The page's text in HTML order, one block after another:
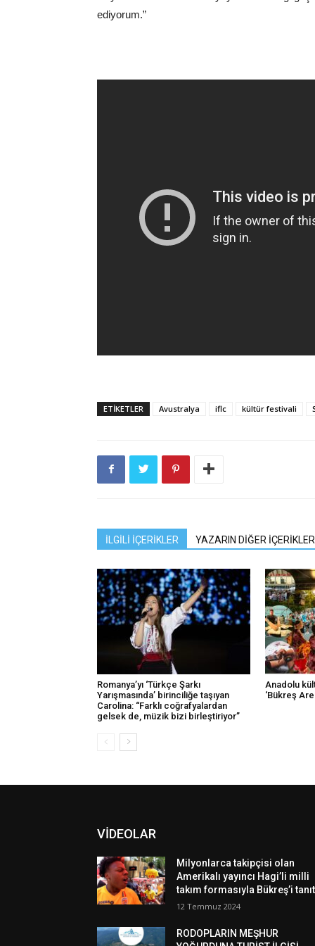
ediyorum.”
ETIKETLER Avustralya iflc kültür festivali
İLGİLİ İÇERİKLER YAZARIN DİĞER
Romanya’yı ‘Türkçe Şarkı
Yarışmasında’ birinciliğe taşıyan
Carolina: “Farklı coğrafyalardan
gelsek de, müzik bizi birleştiriyor”
Anadolu
‘Bükreş
VİDEOLAR
Milyonlarca takipçisi olan
Amerikalı yayıncı Hagi’li milli
takım formasıyla Bükreş’i
12 Temmuz 2024
RODOPLARIN MEŞHUR